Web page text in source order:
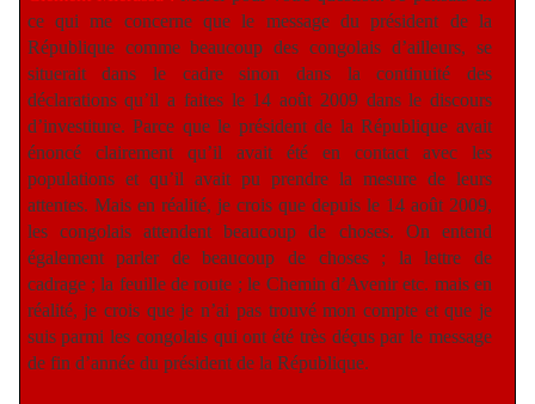
ce qui me concerne que le message du président de la
République comme beaucoup des congolais d’ailleurs, se
situerait dans le cadre sinon dans la continuité des
déclarations qu’il a faites le 14 août 2009 dans le discours
d’investiture. Parce que le président de la République avait
énoncé clairement qu’il avait été en contact avec les
populations et qu’il avait pu prendre la mesure de leurs
attentes. Mais en réalité, je crois que depuis le 14 août 2009,
les congolais attendent beaucoup de choses. On entend
également parler de beaucoup de choses ; la lettre de
cadrage ; la feuille de route ; le Chemin d’Avenir etc. mais en
réalité, je crois que je n’ai pas trouvé mon compte et que je
suis parmi les congolais qui ont été très déçus par le message
de fin d’année du président de la République.